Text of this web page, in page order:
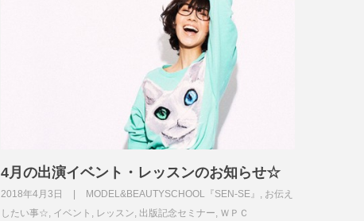
4月の出演イベント・レッスンのお知らせ☆
2018年4月3日 MODEL&BEAUTYSCHOOL『SEN-SE』 , お伝え
したい事☆, イベント , レッスン, 出版記念セミナー, ＷＰＣ